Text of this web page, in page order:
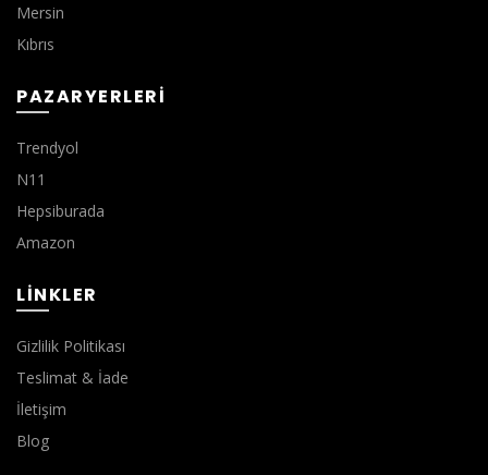
Mersin
Kıbrıs
PAZARYERLERI
Trendyol
N11
Hepsiburada
Amazon
LINKLER
Gizlilik Politikası
Teslimat & İade
İletişim
Blog